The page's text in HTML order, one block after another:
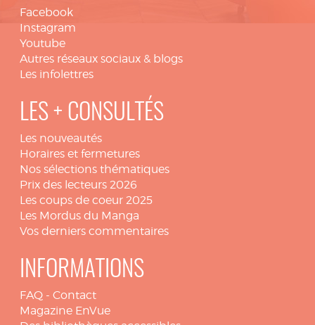
Facebook
Instagram
Youtube
Autres réseaux sociaux & blogs
Les infolettres
LES + CONSULTÉS
Les nouveautés
Horaires et fermetures
Nos sélections thématiques
Prix des lecteurs 2026
Les coups de coeur 2025
Les Mordus du Manga
Vos derniers commentaires
INFORMATIONS
FAQ - Contact
Magazine EnVue